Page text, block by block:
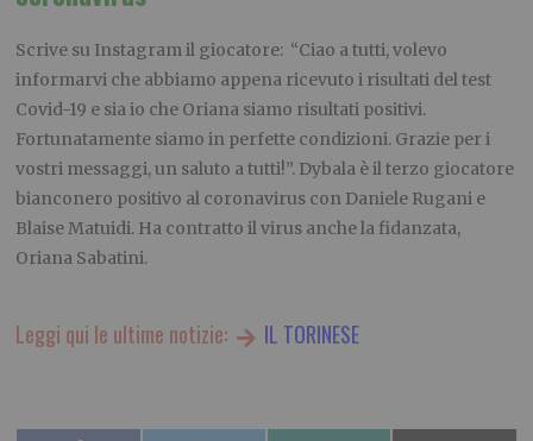
Scrive su Instagram il giocatore: “Ciao a tutti, volevo
informarvi che abbiamo appena ricevuto i risultati del test
Covid-19 e sia io che Oriana siamo risultati positivi.
Fortunatamente siamo in perfette condizioni. Grazie per i
vostri messaggi, un saluto a tutti!”. Dybala è il terzo giocatore
bianconero positivo al coronavirus con Daniele Rugani e
Blaise Matuidi. Ha contratto il virus anche la fidanzata,
Oriana Sabatini.
Leggi qui le ultime notizie: IL TORINESE